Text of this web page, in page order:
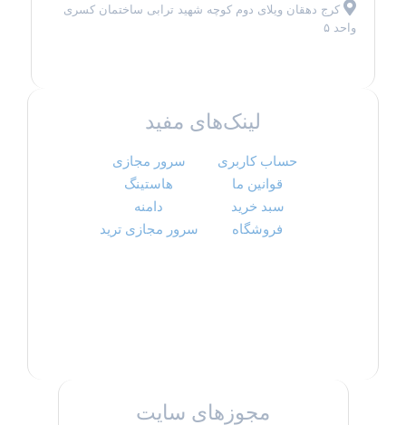
کرج دهقان ویلای دوم کوچه شهید ترابی ساختمان کسری
واحد ۵
لینک‌های مفید
حساب کاربری
قوانین ما
سبد خرید
فروشگاه
سرور مجازی
هاستینگ
دامنه
سرور مجازی ترید
مجوزهای سایت